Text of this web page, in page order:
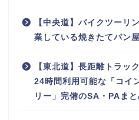
【中央道】バイクツーリ
業している焼きたてパン
【東北道】長距離トラッ
24時間利用可能な「コイ
リー」完備のSA・PAまと